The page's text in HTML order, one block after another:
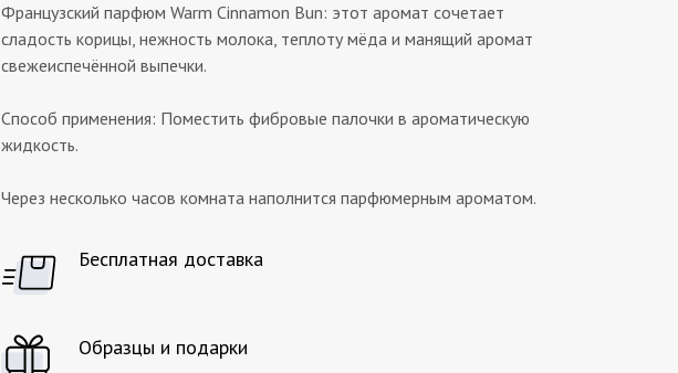
Французский парфюм Warm Cinnamon Bun: этот аромат сочетает
сладость корицы, нежность молока, теплоту мёда и манящий аромат
свежеиспечённой выпечки.
Способ применения: Поместить фибровые палочки в ароматическую
жидкость.
Через несколько часов комната наполнится парфюмерным ароматом.
Бесплатная доставка
Образцы и подарки